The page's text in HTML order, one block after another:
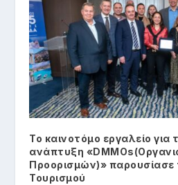
Το καινοτόμο εργαλείο για
ανάπτυξη
Προορισμών)» παρουσίασε
Τουρισμού